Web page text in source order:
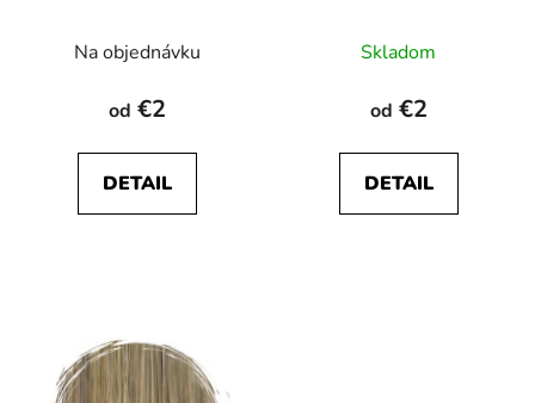
Na objednávku
od €2
DETAIL
Skladom
od €2
DETAIL